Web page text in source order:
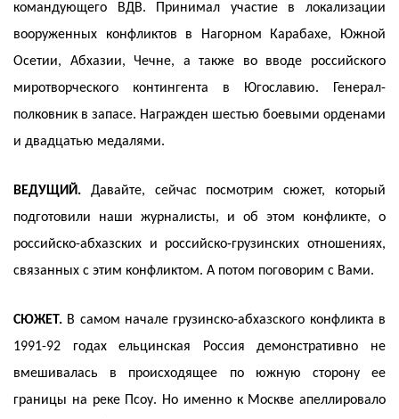
командующего ВДВ. Принимал участие в локализации
вооруженных конфликтов в Нагорном Карабахе, Южной
Осетии, Абхазии, Чечне, а также во вводе российского
миротворческого контингента в Югославию. Генерал-
полковник в запасе. Награжден шестью боевыми орденами
и двадцатью медалями.
ВЕДУЩИЙ. Давайте, сейчас посмотрим сюжет, который
подготовили наши журналисты, и об этом конфликте, о
российско-абхазских и российско-грузинских отношениях,
связанных с этим конфликтом. А потом поговорим с Вами.
СЮЖЕТ. В самом начале грузинско-абхазского конфликта в
1991-92 годах ельцинская Россия демонстративно не
вмешивалась в происходящее по южную сторону ее
границы на реке Псоу. Но именно к Москве апеллировало